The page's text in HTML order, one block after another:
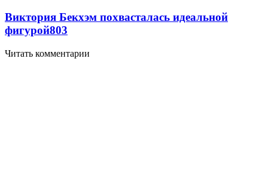
Виктория Бекхэм похвасталась идеальной
фигурой803
Читать комментарии